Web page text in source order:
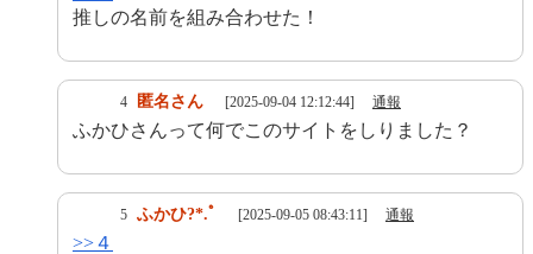
推しの名前を組み合わせた！
4 匿名さん [2025-09-04 12:12:44] 通報
ふかひさんって何でこのサイトをしりました？
5 ふかひ?*.ﾟ [2025-09-05 08:43:11] 通報
>>４